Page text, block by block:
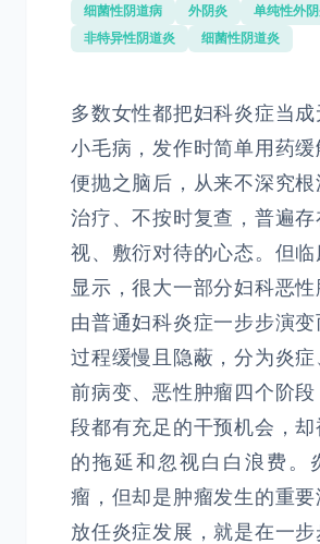
细菌性阴道病
外阴炎
单纯性外
非特异性阴道炎
细菌性阴道炎
多数女性都把妇科炎症当
小毛病，发作时简单用药
便抛之脑后，从来不深究
治疗、不按时复查，普遍
视、敷衍对待的心态。但
显示，很大一部分妇科恶
由普通妇科炎症一步步演
过程缓慢且隐蔽，分为炎
前病变、恶性肿瘤四个阶
段都有充足的干预机会，
的拖延和忽视白白浪费。
瘤，但却是肿瘤发生的重要
放任炎症发展，就是在一